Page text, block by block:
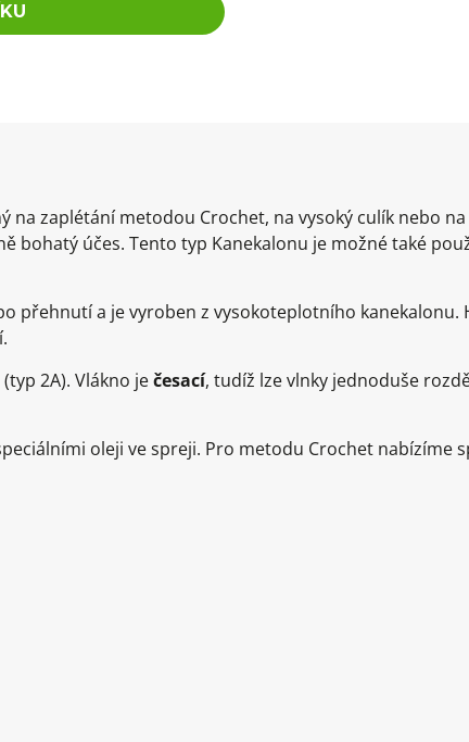
na zaplétání metodou Crochet, na vysoký culík nebo
bohatý účes. Tento typ Kanekalonu je možné také
přehnutí a je vyroben z vysokoteplotního
2A). Vlákno ječesací, tudíž lze vlnky jednoduše
oleji ve spreji. Pro metodu Crochet nabízíme